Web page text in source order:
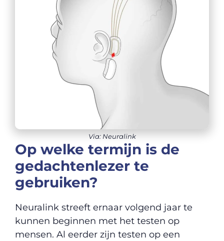
Via: Neuralink
Op welke termijn is de
gedachtenlezer te
gebruiken?
Neuralink streeft ernaar volgend jaar te
kunnen beginnen met het testen op
mensen. Al eerder zijn testen op een